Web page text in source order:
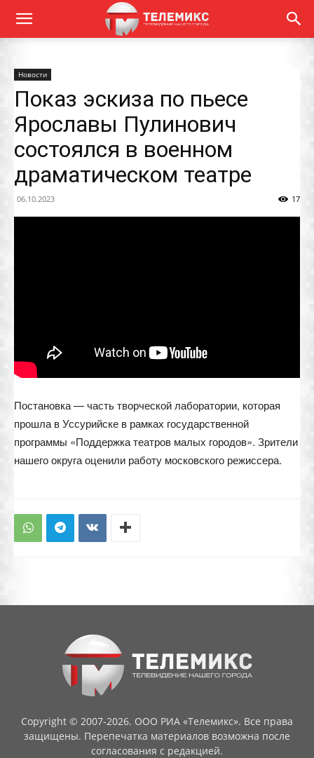
Новости
Показ эскиза по пьесе
Ярославы Пулинович
состоялся в военном
драматическом театре
06.10.2023 17
Постановка — часть творческой лаборатории, которая
прошла в Уссурийске в рамках государственной
программы «Поддержка театров малых городов». Зрители
нашего округа оценили работу московского режиссера.
Copyright © 2007-2026. ООО РИА «Телемикс». Все права
защищены. Перепечатка материалов возможна после
согласования с редакцией.